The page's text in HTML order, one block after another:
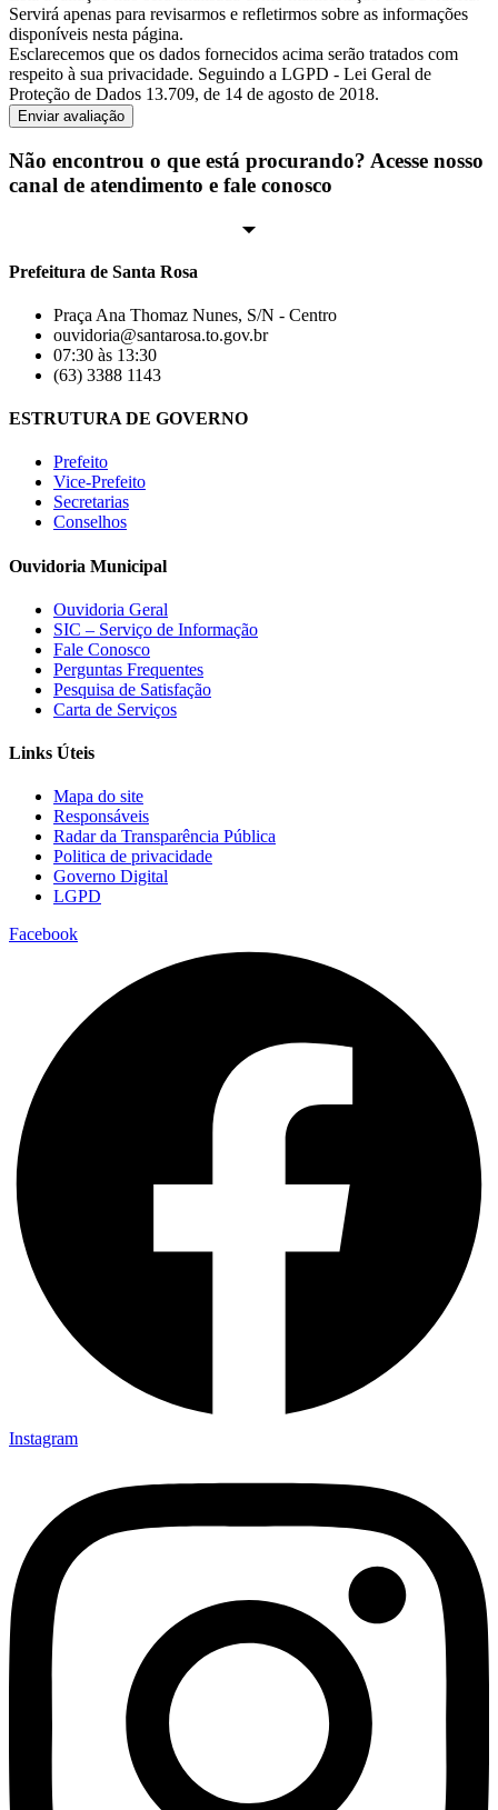
Servirá apenas para revisarmos e refletirmos sobre as informações
disponíveis nesta página.
Esclarecemos que os dados fornecidos acima serão tratados com
respeito à sua privacidade. Seguindo a LGPD - Lei Geral de
Proteção de Dados 13.709, de 14 de agosto de 2018.
Enviar avaliação
Não encontrou o que está procurando? Acesse nosso
canal de atendimento e fale conosco
Prefeitura de Santa Rosa
Praça Ana Thomaz Nunes, S/N - Centro
ouvidoria@santarosa.to.gov.br
07:30 às 13:30
(63) 3388 1143
ESTRUTURA DE GOVERNO
Prefeito
Vice-Prefeito
Secretarias
Conselhos
Ouvidoria Municipal
Ouvidoria Geral
SIC – Serviço de Informação
Fale Conosco
Perguntas Frequentes
Pesquisa de Satisfação
Carta de Serviços
Links Úteis
Mapa do site
Responsáveis
Radar da Transparência Pública
Politica de privacidade
Governo Digital
LGPD
Facebook
Instagram